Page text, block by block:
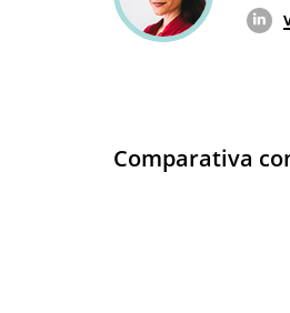
Comparativa